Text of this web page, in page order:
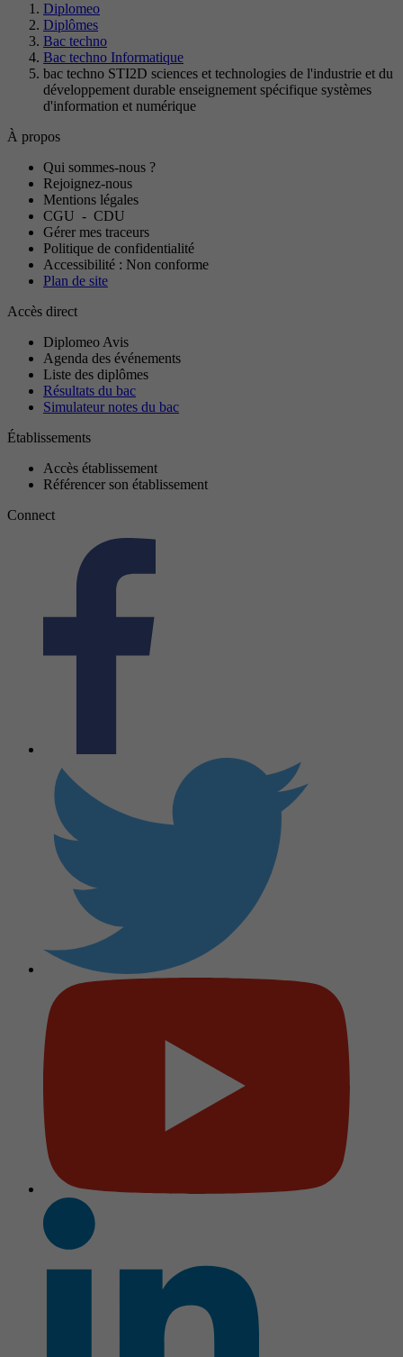
Diplomeo
Diplômes
Bac techno
Bac techno Informatique
bac techno STI2D sciences et technologies de l'industrie et du
développement durable enseignement spécifique systèmes
d'information et numérique
À propos
Qui sommes-nous ?
Rejoignez-nous
Mentions légales
CGU - CDU
Gérer mes traceurs
Politique de confidentialité
Accessibilité : Non conforme
Plan de site
Accès direct
Diplomeo Avis
Agenda des événements
Liste des diplômes
Résultats du bac
Simulateur notes du bac
Établissements
Accès établissement
Référencer son établissement
Connect